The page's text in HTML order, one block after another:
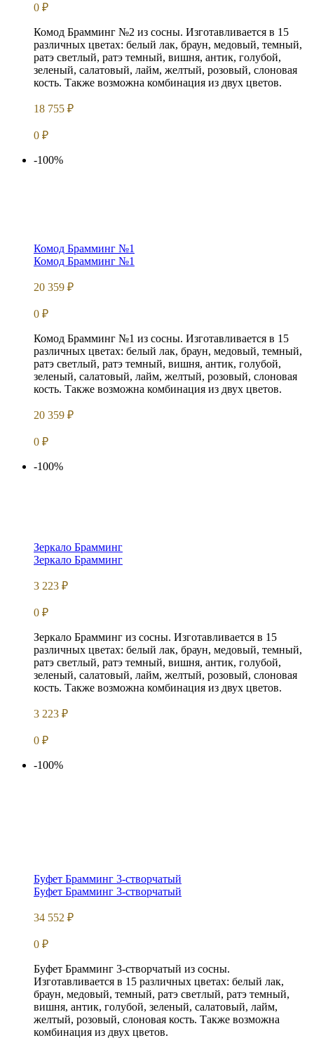
0 ₽
Комод Брамминг №2 из сосны. Изготавливается в 15
различных цветах: белый лак, браун, медовый, темный,
ратэ светлый, ратэ темный, вишня, антик, голубой,
зеленый, салатовый, лайм, желтый, розовый, слоновая
кость. Также возможна комбинация из двух цветов.
18 755 ₽
0 ₽
-100%
Комод Брамминг №1
Комод Брамминг №1
20 359 ₽
0 ₽
Комод Брамминг №1 из сосны. Изготавливается в 15
различных цветах: белый лак, браун, медовый, темный,
ратэ светлый, ратэ темный, вишня, антик, голубой,
зеленый, салатовый, лайм, желтый, розовый, слоновая
кость. Также возможна комбинация из двух цветов.
20 359 ₽
0 ₽
-100%
Зеркало Брамминг
Зеркало Брамминг
3 223 ₽
0 ₽
Зеркало Брамминг из сосны. Изготавливается в 15
различных цветах: белый лак, браун, медовый, темный,
ратэ светлый, ратэ темный, вишня, антик, голубой,
зеленый, салатовый, лайм, желтый, розовый, слоновая
кость. Также возможна комбинация из двух цветов.
3 223 ₽
0 ₽
-100%
Буфет Брамминг 3-створчатый
Буфет Брамминг 3-створчатый
34 552 ₽
0 ₽
Буфет Брамминг 3-створчатый из сосны.
Изготавливается в 15 различных цветах: белый лак,
браун, медовый, темный, ратэ светлый, ратэ темный,
вишня, антик, голубой, зеленый, салатовый, лайм,
желтый, розовый, слоновая кость. Также возможна
комбинация из двух цветов.